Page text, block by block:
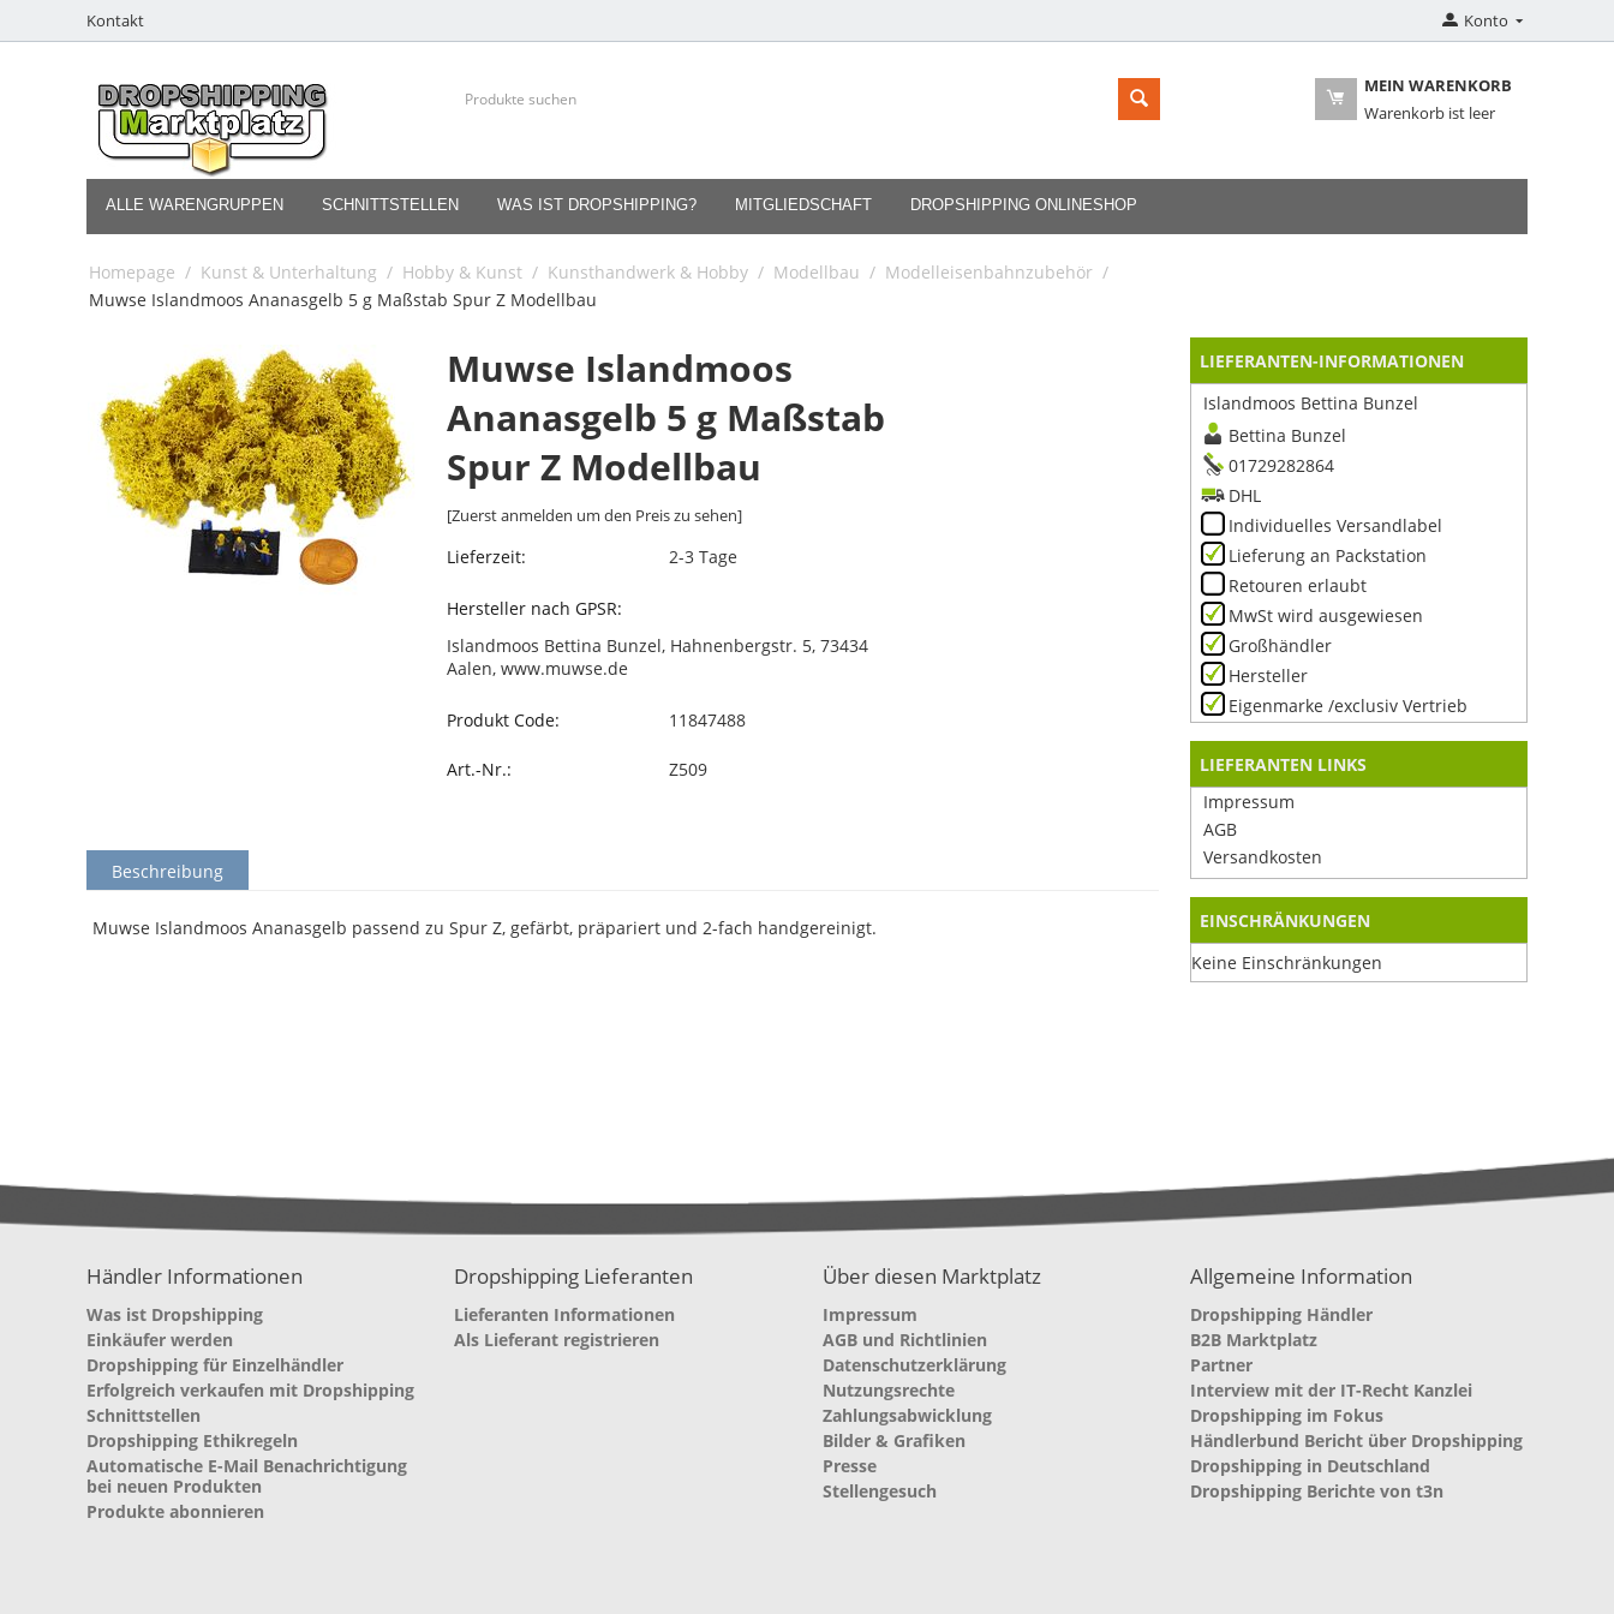
Kontakt Konto
MEIN WARENKORB
Warenkorb ist leer
ALLE WARENGRUPPEN SCHNITTSTELLEN WAS IST DROPSHIPPING? MITGLIEDSCHAFT DROPSHIPPING ONLINESHOP
Homepage / Kunst & Unterhaltung / Hobby & Kunst / Kunsthandwerk & Hobby / Modellbau / Modelleisenbahnzubehör /
Muwse Islandmoos Ananasgelb 5 g Maßstab Spur Z Modellbau
Muwse Islandmoos
Ananasgelb 5 g Maßstab
Spur Z Modellbau
[Zuerst anmelden um den Preis zu sehen]
Lieferzeit: 2-3 Tage
Hersteller nach GPSR:
Islandmoos Bettina Bunzel, Hahnenbergstr. 5, 73434
Aalen, www.muwse.de
Produkt Code: 11847488
Art.-Nr.: Z509
Beschreibung
Muwse Islandmoos Ananasgelb passend zu Spur Z, gefärbt, präpariert und 2-fach handgereinigt.
LIEFERANTEN-INFORMATIONEN
Islandmoos Bettina Bunzel
Bettina Bunzel
01729282864
DHL
Individuelles Versandlabel
Lieferung an Packstation
Retouren erlaubt
MwSt wird ausgewiesen
Großhändler
Hersteller
Eigenmarke /exclusiv Vertrieb
LIEFERANTEN LINKS
Impressum
AGB
Versandkosten
EINSCHRÄNKUNGEN
Keine Einschränkungen
Händler Informationen
Was ist Dropshipping
Einkäufer werden
Dropshipping für Einzelhändler
Erfolgreich verkaufen mit Dropshipping
Schnittstellen
Dropshipping Ethikregeln
Automatische E-Mail Benachrichtigung
bei neuen Produkten
Produkte abonnieren
Dropshipping Lieferanten
Lieferanten Informationen
Als Lieferant registrieren
Über diesen Marktplatz
Impressum
AGB und Richtlinien
Datenschutzerklärung
Nutzungsrechte
Zahlungsabwicklung
Bilder & Grafiken
Presse
Stellengesuch
Allgemeine Information
Dropshipping Händler
B2B Marktplatz
Partner
Interview mit der IT-Recht Kanzlei
Dropshipping im Fokus
Händlerbund Bericht über Dropshipping
Dropshipping in Deutschland
Dropshipping Berichte von t3n